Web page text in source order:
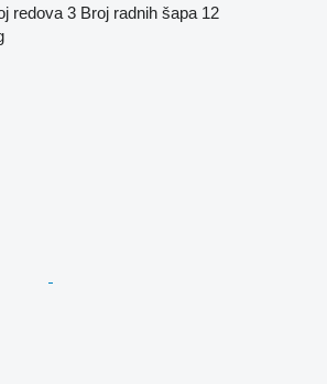
redova 3 Broj radnih šapa 12